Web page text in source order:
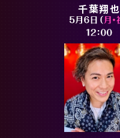
千葉翔也